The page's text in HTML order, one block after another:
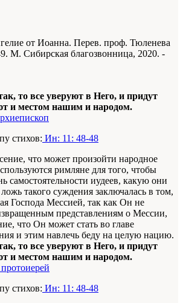
от Иоанна. Перев. проф. Тюленева
М. Сибирская благозвонница, 2020. -
то все уверуют в Него, и придут
и местом нашим и народом.
стихов: Ин: 11: 48-48
что может произойти народное
римляне для того, чтобы
самостоятельности иудеев, какую они
такого суждения заключалась в том,
Господа Мессией, так как Он не
представлениям о Мессии,
что Он может стать во главе
и этим навлечь беду на целую нацию.
то все уверуют в Него, и придут
и местом нашим и народом.
стихов: Ин: 11: 48-48